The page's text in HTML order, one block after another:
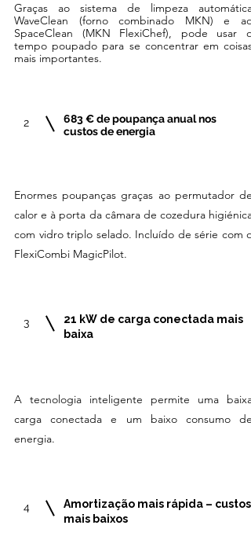
Graças ao sistema de limpeza automática
WaveClean (forno combinado MKN) e ao
SpaceClean (MKN FlexiChef), pode usar o
tempo poupado para se concentrar em coisas
mais importantes.
2
683 € de poupança anual nos
custos de energia
Enormes poupanças graças ao permutador de
calor e à porta da câmara de cozedura higiénica
com vidro triplo selado. Incluído de série com o
FlexiCombi MagicPilot.
3
21 kW de carga conectada mais
baixa
A tecnologia inteligente permite uma baixa
carga conectada e um baixo consumo de
energia.
4
Amortização mais rápida – custos
mais baixos